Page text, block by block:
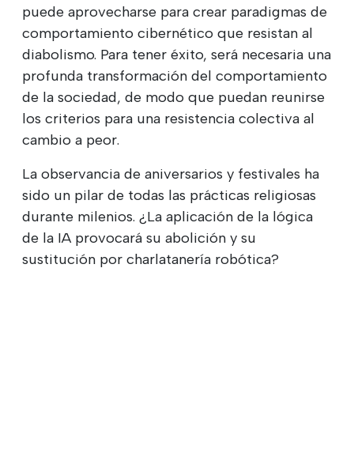
puede aprovecharse para crear paradigmas de
comportamiento cibernético que resistan al
diabolismo. Para tener éxito, será necesaria una
profunda transformación del comportamiento
de la sociedad, de modo que puedan reunirse
los criterios para una resistencia colectiva al
cambio a peor.
La observancia de aniversarios y festivales ha
sido un pilar de todas las prácticas religiosas
durante milenios. ¿La aplicación de la lógica
de la IA provocará su abolición y su
sustitución por charlatanería robótica?